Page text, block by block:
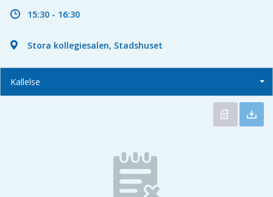
15:30 - 16:30
Stora kollegiesalen, Stadshuset
Kallelse